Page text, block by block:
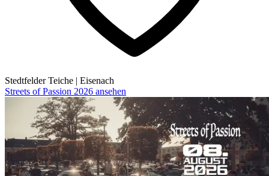
Stedtfelder Teiche | Eisenach
Streets of Passion 2026 ansehen